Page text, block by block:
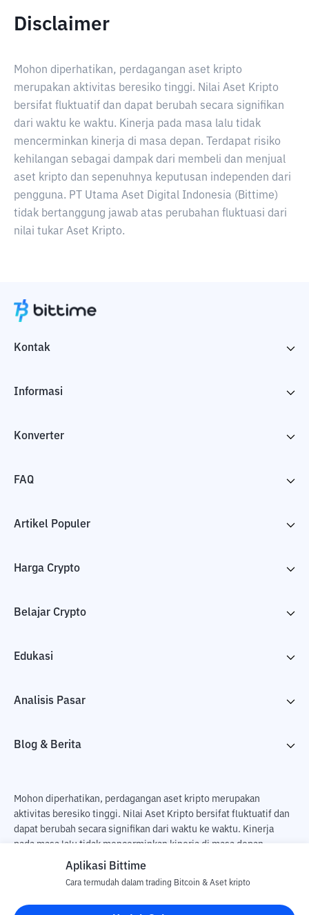
Disclaimer
Mohon diperhatikan, perdagangan aset kripto
merupakan aktivitas beresiko tinggi. Nilai Aset Kripto
bersifat fluktuatif dan dapat berubah secara signifikan
dari waktu ke waktu. Kinerja pada masa lalu tidak
mencerminkan kinerja di masa depan. Terdapat risiko
kehilangan sebagai dampak dari membeli dan menjual
aset kripto dan sepenuhnya keputusan independen dari
pengguna. PT Utama Aset Digital Indonesia (Bittime)
tidak bertanggung jawab atas perubahan fluktuasi dari
nilai tukar Aset Kripto.
Kontak
Informasi
Konverter
FAQ
Artikel Populer
Harga Crypto
Belajar Crypto
Edukasi
Analisis Pasar
Blog & Berita
Mohon diperhatikan, perdagangan aset kripto merupakan
aktivitas beresiko tinggi. Nilai Aset Kripto bersifat fluktuatif dan
dapat berubah secara signifikan dari waktu ke waktu. Kinerja
pada masa lalu tidak mencerminkan kinerja di masa depan.
Terdapat risiko kehilangan sebagai dampak dari membeli dan
pengguna. PT Utama Aset Digital Indonesia (Bittime) tidak
bertanggung jawab atas perubahan fluktuasi dari nilai tukar Aset
Aplikasi Bittime
Cara termudah dalam trading Bitcoin & Aset kripto